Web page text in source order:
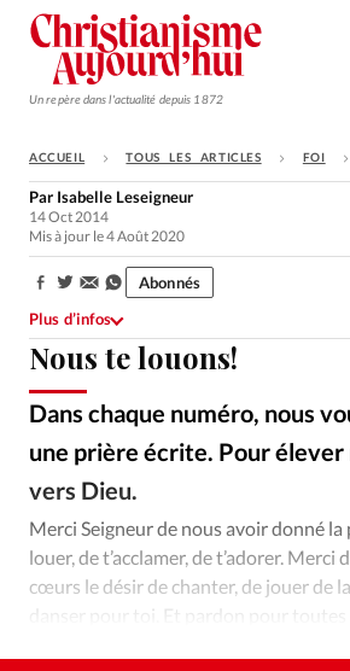
Un repère dans l'actualité depuis 1872
S'ABONNER
Monde
Opinions
Tous les articles
Faire un don
Se connecter
Édition: Internationale
Devise:CHF
Tous les articles
Actualité
ACCUEIL TOUS LES ARTICLES FOI
Nous te louons!
Dans chaque numéro, nous
une prière écrite. Pour élever
vers Dieu.
Par Isabelle Leseigneur
14 Oct 2014
Mis à jour le 4 Août 2020
Partager:
Abonnés
Plus d’infos
Merci Seigneur de nous avoir donné
louer, de t’acclamer, de t’adorer. Merci
cœurs le désir de chanter, de jouer de
danser pour toi. Et pardon pour toutes